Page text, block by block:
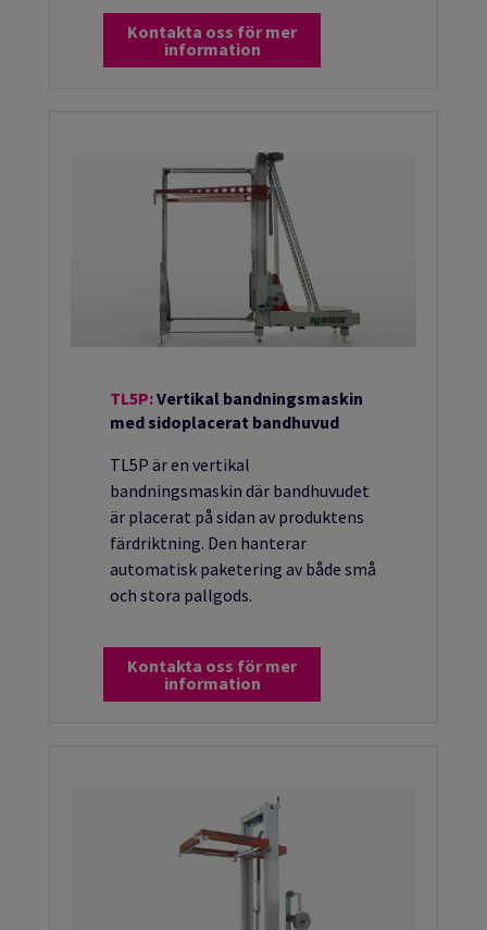
Kontakta oss för mer
information
TL5P:Vertikal bandningsmaskin
med sidoplacerat bandhuvud
TL5P är en vertikal
bandningsmaskin där bandhuvudet
är placerat på sidan av produktens
färdriktning. Den hanterar
automatisk paketering av både små
och stora pallgods.
Kontakta oss för mer
information